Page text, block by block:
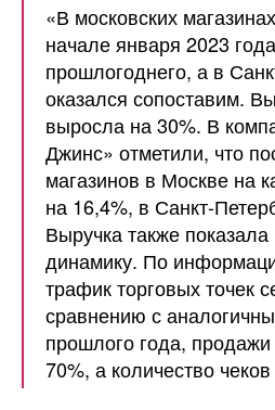
«В московских
начале января 2023
прошлогоднего, а в
оказался сопоставим.
выросла на 30%. В
Джинс» отметили, что
магазинов в Москве на
на 16,4%, в Санкт-
Выручка также
динамику. По
трафик торговых точек
сравнению с
прошлого года,
70%, а количество